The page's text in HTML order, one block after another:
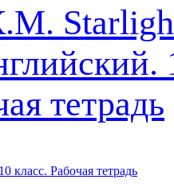
класс. Рабочая тетрадь